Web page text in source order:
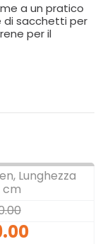
a un pratico
di sacchetti per
per il
Lunghezza
cm